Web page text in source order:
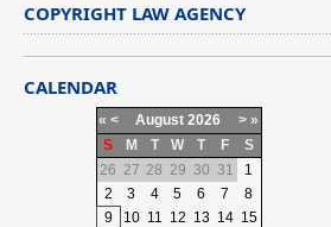
COPYRIGHT LAW AGENCY
CALENDAR
« < August 2026 > »
S
M T W T F
S
26 27 28 29 30 31
1
2
3 4 5 6 7
8
9
10 11 12 13 14 15